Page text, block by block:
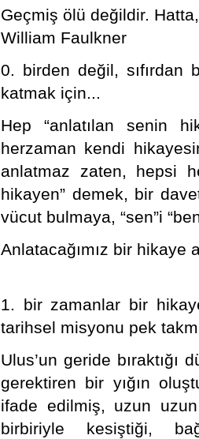
Geçmiş ölü değildir.
William Faulkner
0. birden değil, sıfırdan
katmak için...
Hep “anlatılan senin
herzaman kendi
anlatmaz zaten, hepsi
hikayen” demek, bir
vücut bulmaya, “sen”i
Anlatacağımız bir hikaye
1. bir zamanlar bir
tarihsel misyonu pek
Ulus’un geride bıraktığı
gerektiren bir yığın
ifade edilmiş, uzun
birbiriyle kesiştiği,